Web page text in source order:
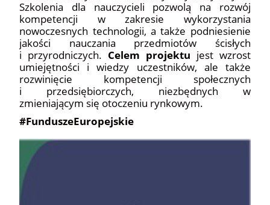
Szkolenia dla nauczycieli pozwolą na rozwój
kompetencji w zakresie wykorzystania
nowoczesnych technologii, a także podniesienie
jakości nauczania przedmiotów ścisłych
i przyrodniczych. Celem projektu jest wzrost
umiejętności i wiedzy uczestników, ale także
rozwinięcie kompetencji społecznych
i przedsiębiorczych, niezbędnych w
zmieniającym się otoczeniu rynkowym.
#FunduszeEuropejskie